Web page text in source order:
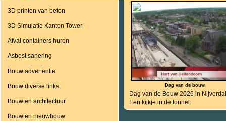
3D printen van beton
3D Simulatie Kanton Tower
Afval containers huren
Asbest sanering
Bouw advertentie
Bouw diverse links
Bouw en architectuur
Bouw en nieuwbouw
Dag van de bouw
Dag van de Bouw 2026 in
Een kijkje in de tunnel.